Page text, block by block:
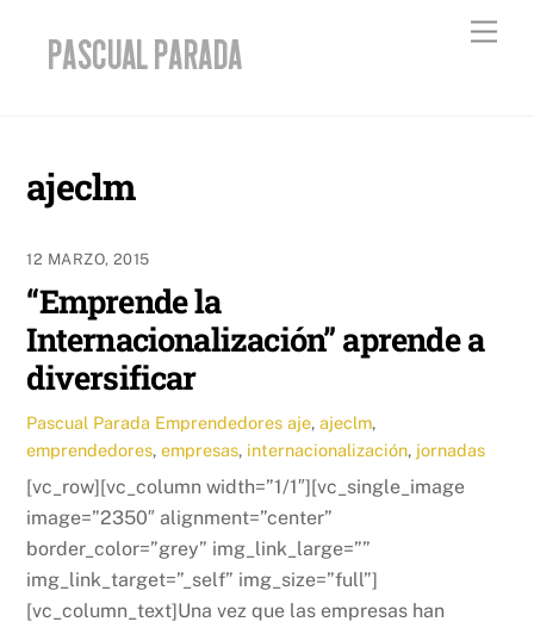
content
ajeclm
12 MARZO, 2015
“Emprende la
Internacionalización” aprende a
diversificar
Pascual Parada Emprendedores aje,ajeclm,
emprendedores,empresas, internacionalización, jornadas
[vc_row][vc_column width=”1/1″][vc_single_image
image=”2350″ alignment=”center”
border_color=”grey” img_link_large=””
img_link_target=”_self” img_size=”full”]
[vc_column_text]Una vez que las empresas han